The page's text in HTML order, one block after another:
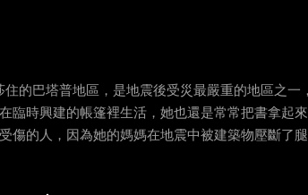
的巴塔普地區，是地震後受災最嚴重的地區之
時興建的帳篷裡生活，她也還是常常把書拿起
的人，因為她的媽媽在地震中被建築物壓斷了